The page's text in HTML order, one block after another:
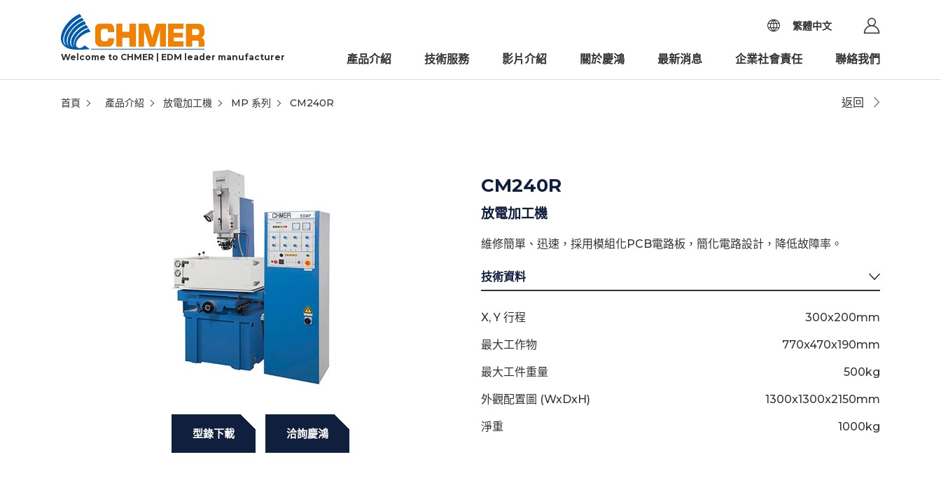
Welcome to CHMER | EDM leader manufacturer
繁體中文
產品介紹 技術服務 影片介紹 關於慶鴻 最新消息 企業社會責任 聯絡我們
首頁 產品介紹 放電加工機 MP 系列 CM240R 返回
型錄下載 洽詢慶鴻
CM240R
放電加工機
維修簡單、迅速，採用模組化PCB電路板，簡化電路設計，降低故障率。
技術資料
X, Y 行程
最大工作物
最大工件重量
外觀配置圖 (WxDxH)
淨重
300x200mm
770x470x190mm
500kg
1300x1300x2150mm
1000kg